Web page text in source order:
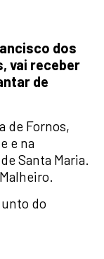
dos
vai receber
de
de Fornos,
e na
Santa Maria.
do